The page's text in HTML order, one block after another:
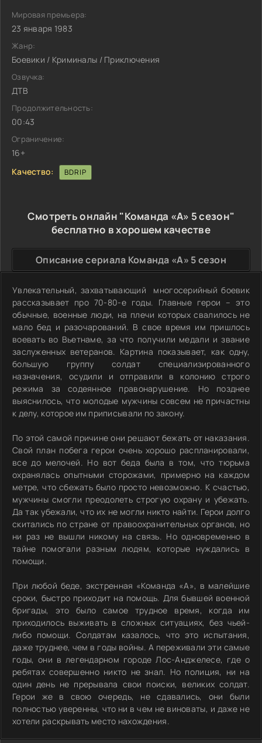
Мировая премьера:
23 января 1983
Жанр:
Боевики / Криминалы / Приключения
Озвучка:
ДТВ
Продолжительность:
00:43
Ограничение:
16+
Качество:
BDRIP
Смотреть онлайн "Команда «А» 5 сезон"
бесплатно в хорошем качестве
Описание сериала Команда «А» 5 сезон
Увлекательный, захватывающий многосерийный боевик
рассказывает про 70-80-е годы. Главные герои – это
обычные, военные люди, на плечи которых свалилось не
мало бед и разочарований. В свое время им пришлось
воевать во Вьетнаме, за что получили медали и звание
заслуженных ветеранов. Картина показывает, как одну,
большую группу солдат специализированного
назначения, осудили и отправили в колонию строго
режима за содеянное правонарушение. Но позднее
выяснилось, что молодые мужчины совсем не причастны
к делу, которое им приписывали по закону.
По этой самой причине они решают бежать от наказания.
Свой план побега герои очень хорошо распланировали,
все до мелочей. Но вот беда была в том, что тюрьма
охранялась опытными сторожами, примерно на каждом
метре, что сбежать было просто невозможно. К счастью,
мужчины смогли преодолеть строгую охрану и убежать.
Да так убежали, что их не могли никто найти. Герои долго
скитались по стране от правоохранительных органов, но
ни раз не вышли никому на связь. Но одновременно в
тайне помогали разным людям, которые нуждались в
помощи.
При любой беде, экстренная «Команда «А», в малейшие
сроки, быстро приходит на помощь. Для бывшей военной
бригады, это было самое трудное время, когда им
приходилось выживать в сложных ситуациях, без чьей-
либо помощи. Солдатам казалось, что это испытания,
даже труднее, чем в годы войны. А переживали эти самые
годы, они в легендарном городе Лос-Анджелесе, где о
ребятах совершенно никто не знал. Но полиция, ни на
один день не прерывала свои поиски, великих солдат.
Герои же в свою очередь, не сдавались, они были
полностью уверенны, что ни в чем не виноваты, и даже не
хотели раскрывать место нахождения.